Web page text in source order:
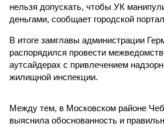
нельзя допускать, чтобы УК
деньгами, сообщает городской
В итоге замглавы администрации
распорядился провести
аутсайдерах с привлечением
жилищной инспекции.
Между тем, в Московском районе
выяснила обоснованность и